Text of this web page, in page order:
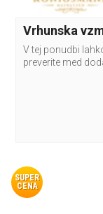
Vrhunska
V tej ponudbi
preverite med
SUPER
CENA